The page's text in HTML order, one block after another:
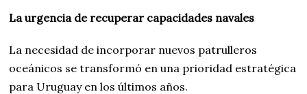
La urgencia de recuperar capacidades navales
La necesidad de incorporar nuevos patrulleros
oceánicos se transformó en una prioridad estratégica
para Uruguay en los últimos años.